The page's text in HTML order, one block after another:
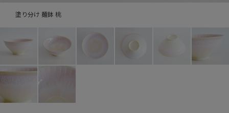
塗り分け 麺鉢 桃